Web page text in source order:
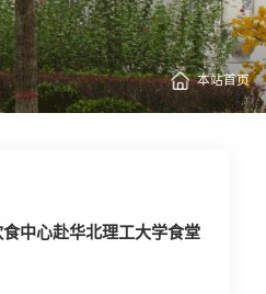
本站首页
中心赴华北理工大学食堂